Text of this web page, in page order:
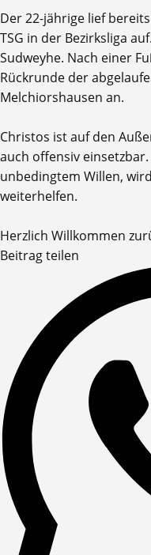
Der 22-jährige lief
TSG in der Bezirksliga
Sudweyhe. Nach einer
Rückrunde der
Melchiorshausen an.
Christos ist auf den
auch offensiv
unbedingtem Willen,
weiterhelfen.
Herzlich Willkommen
Beitrag teilen